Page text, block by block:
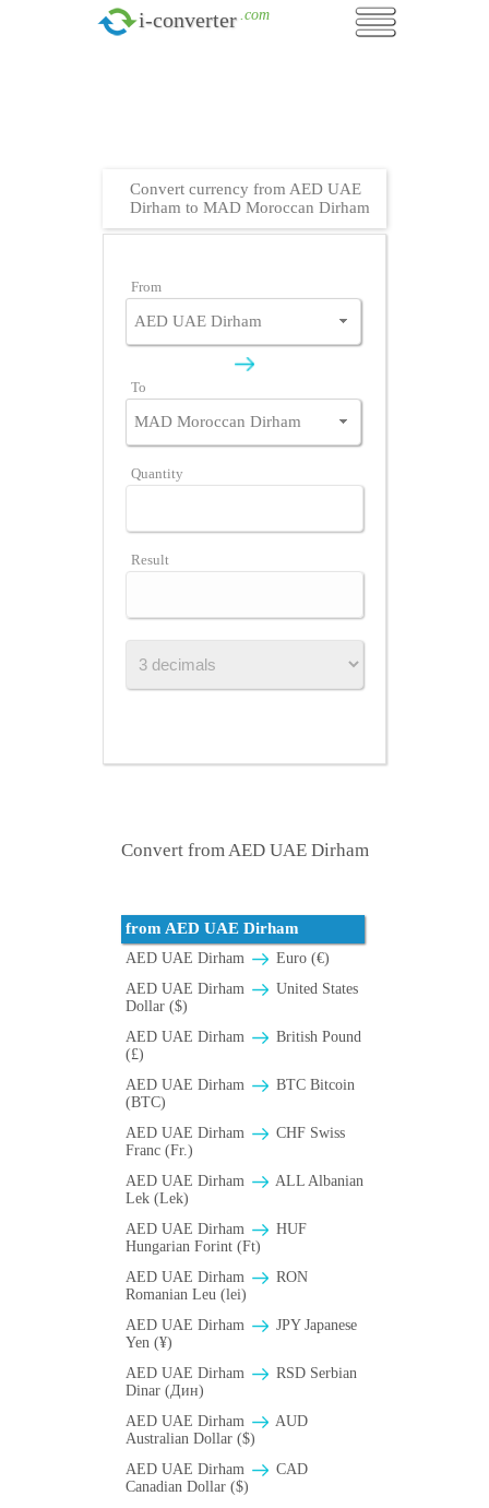
i-converter .com
Convert currency from AED UAE
Dirham to MAD Moroccan Dirham
From
To
Quantity
Result
Convert from AED UAE Dirham
from AED UAE Dirham
AED UAE Dirham
Euro (€)
AED UAE Dirham
United States
Dollar ($)
AED UAE Dirham
British Pound
(£)
AED UAE Dirham
BTC Bitcoin
(BTC)
AED UAE Dirham
CHF Swiss
Franc (Fr.)
AED UAE Dirham
ALL Albanian
Lek (Lek)
AED UAE Dirham
HUF
Hungarian Forint (Ft)
AED UAE Dirham
RON
Romanian Leu (lei)
AED UAE Dirham
JPY Japanese
Yen (¥)
AED UAE Dirham
RSD Serbian
Dinar (Дин)
AED UAE Dirham
AUD
Australian Dollar ($)
AED UAE Dirham
CAD
Canadian Dollar ($)